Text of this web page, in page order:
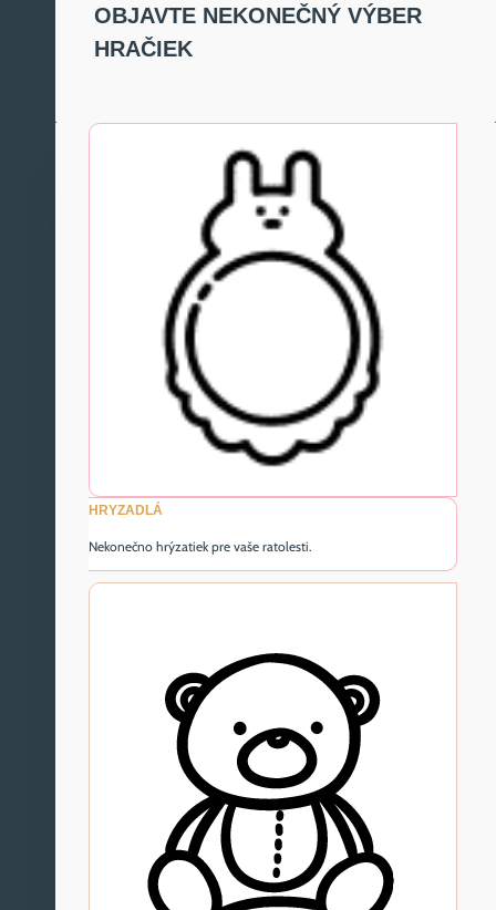
OBJAVTE NEKONEČNÝ VÝBER
HRAČIEK
HRYZADLÁ
Nekonečno hrýzatiek pre vaše ratolesti.